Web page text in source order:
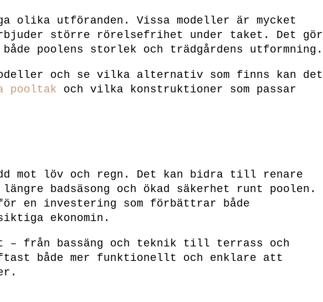
olika utföranden. Vissa modeller är mycket
större rörelsefrihet under taket. Det gör
poolens storlek och trädgårdens utformning.
och se vilka alternativ som finns kan det
pooltak och vilka konstruktioner som passar
mot löv och regn. Det kan bidra till renare
badsäsong och ökad säkerhet runt poolen.
en investering som förbättrar både
ekonomin.
– från bassäng och teknik till terrass och
både mer funktionellt och enklare att